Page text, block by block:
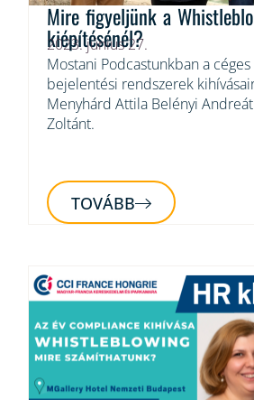
Mire figyeljünk a
kiépítésénél?
2023. június 27.
Mostani Podcastunkban a céges
bejelentési rendszerek
Menyhárd Attila Belényi
Zoltánt.
TOVÁBB